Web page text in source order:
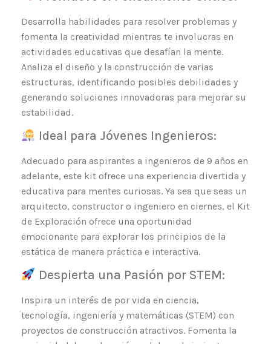
Desarrolla habilidades para resolver problemas y
fomenta la creatividad mientras te involucras en
actividades educativas que desafían la mente.
Analiza el diseño y la construcción de varias
estructuras, identificando posibles debilidades y
generando soluciones innovadoras para mejorar su
estabilidad.
Ideal para Jóvenes Ingenieros:
Adecuado para aspirantes a ingenieros de 9 años en
adelante, este kit ofrece una experiencia divertida y
educativa para mentes curiosas. Ya sea que seas un
arquitecto, constructor o ingeniero en ciernes, el Kit
de Exploración ofrece una oportunidad
emocionante para explorar los principios de la
estática de manera práctica e interactiva.
Despierta una Pasión por STEM:
Inspira un interés de por vida en ciencia,
tecnología, ingeniería y matemáticas (STEM) con
proyectos de construcción atractivos. Fomenta la